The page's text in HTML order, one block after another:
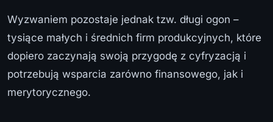
Wyzwaniem pozostaje jednak tzw. długi ogon –
tysiące małych i średnich firm produkcyjnych, które
dopiero zaczynają swoją przygodę z cyfryzacją i
potrzebują wsparcia zarówno finansowego, jak i
merytorycznego.